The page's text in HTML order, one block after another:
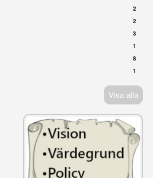
2
2
3
1
8
1
Visa alla